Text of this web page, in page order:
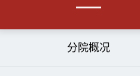
分院概况